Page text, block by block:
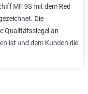
MF 9S mit dem Red
Die
Qualitätssiegel an
ist und dem Kunden die